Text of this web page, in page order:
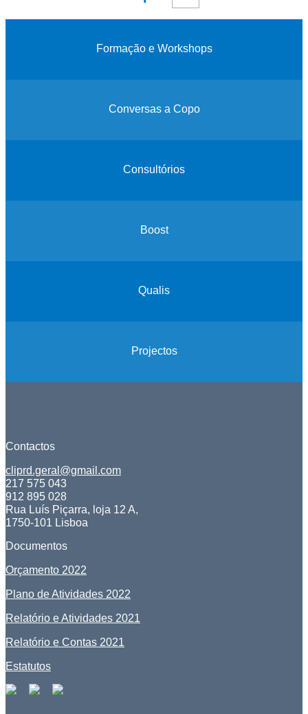
Formação e Workshops
Conversas a Copo
Consultórios
Boost
Qualis
Projectos
Contactos
cliprd.geral@gmail.com
217 575 043
912 895 028
Rua Luís Piçarra, loja 12 A,
1750-101 Lisboa
Documentos
Orçamento 2022
Plano de Atividades 2022
Relatório e Atividades 2021
Relatório e Contas 2021
Estatutos